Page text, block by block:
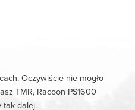
Oczywiście nie mogło
TMR, Racoon PS1600
tak dalej.